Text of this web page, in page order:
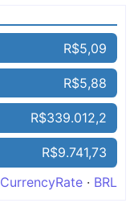
R$5,09
R$5,88
R$339.012,2
R$9.741,73
CurrencyRate · BRL